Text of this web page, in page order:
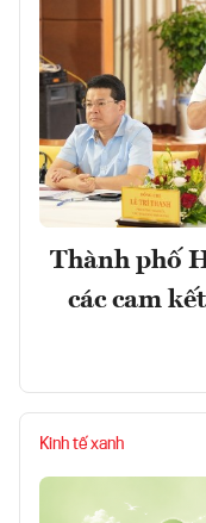
Thành phố
các cam
Kinh tế xanh